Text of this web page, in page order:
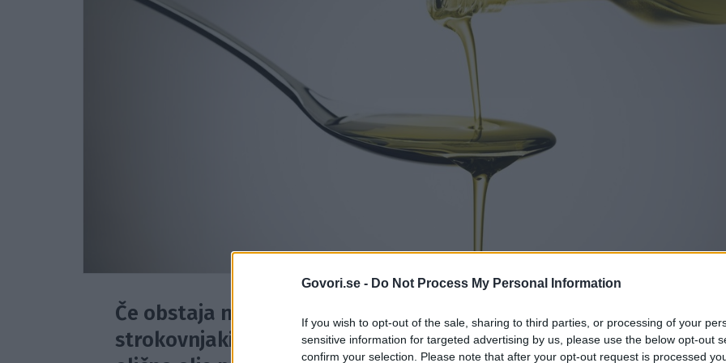
Govori.se - Do Not Process My Personal Information
If you wish to opt-out of the sale, sharing to third parties, or processing of your
sensitive information for targeted advertising by us, please use the below opt-out
confirm your selection. Please note that after your opt-out request is processed
Če obstaja nekaj, glede česar se strinjajo dietetiki in drugi
strokovnjaki za zdravje in prehrano, je to, da je ekstra deviško